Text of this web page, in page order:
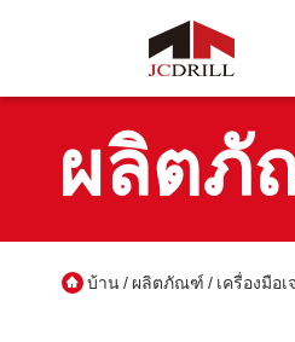
ผลิต
บ้าน/ ผลิตภัณฑ์ / เครื่องมือเ